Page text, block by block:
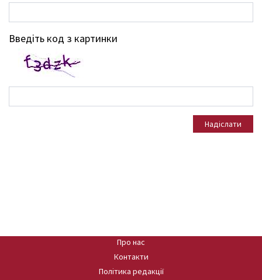
Введіть код з картинки
Надіслати
Про нас
Контакти
Політика редакції